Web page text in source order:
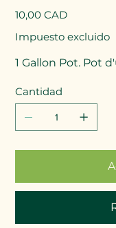
Precio
10,00 CAD
Impuesto excluido
1 Gallon Pot. Pot
Cantidad